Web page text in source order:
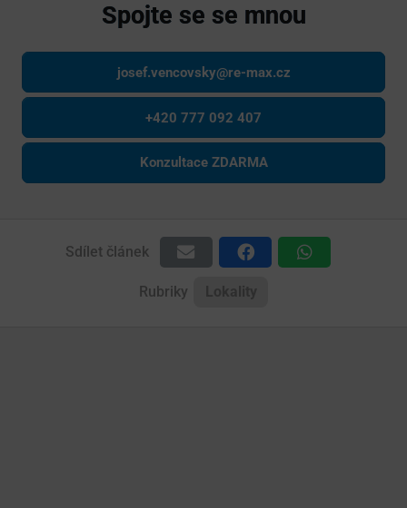
Spojte se se mnou
josef.vencovsky@re-max.cz
+420 777 092 407
Konzultace ZDARMA
Sdílet článek
Rubriky